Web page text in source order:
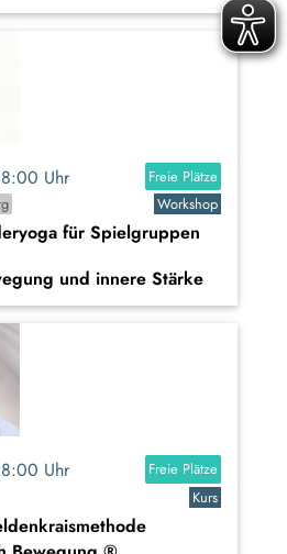
Uhr
Freie Plätze
Workshop
für Spielgruppen
und innere Stärke
Uhr
Freie Plätze
Kurs